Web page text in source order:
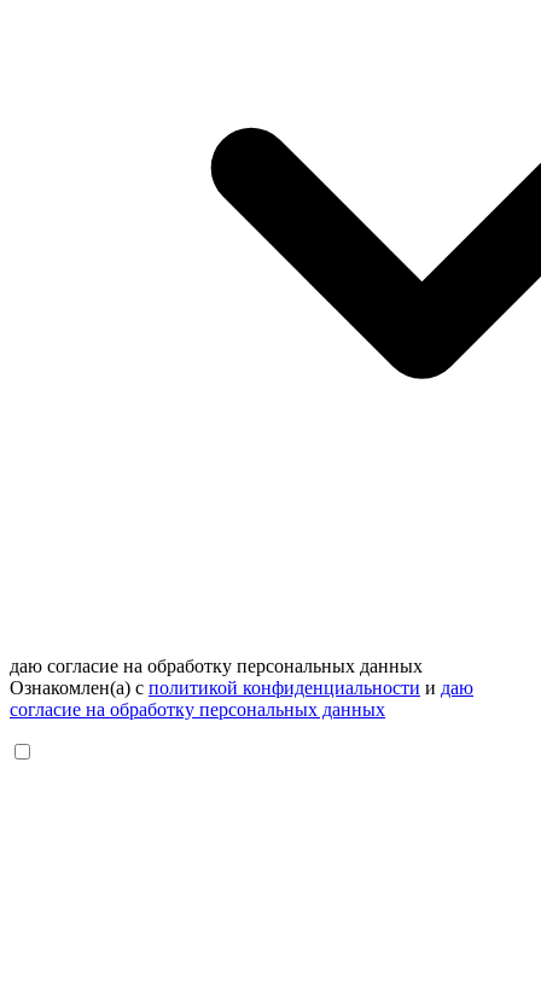
даю согласие на обработку персональных данных
Ознакомлен(а) с политикой конфиденциальности и даю
согласие на обработку персональных данных